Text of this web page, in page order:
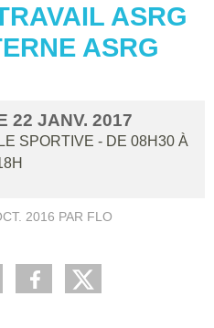
ASRG
ASRG
22 JANV. 2017
SPORTIVE - DE 08H30 À
2016 PAR FLO